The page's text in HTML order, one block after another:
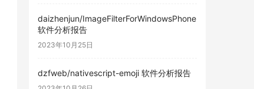
daizhenjun/ImageFilterForWindowsPhone
软件分析报告
2023年10月25日
dzfweb/nativescript-emoji 软件分析报告